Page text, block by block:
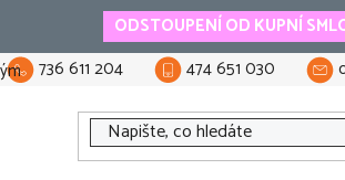
ODSTOUPENÍ OD KUPNÍ
736 611 204 474 651 030